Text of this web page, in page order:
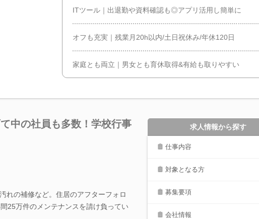
ITツール｜出退勤や資料確認も◎アプリ活用し簡単に
オフも充実｜残業月20h以内/土日祝休み/年休120日
家庭とも両立｜男女とも育休取得&有給も取りやすい
中の社員も多数！学校行事
れの補修など。住居のアフターフォロ
25万件のメンテナンスを請け負ってい
求人情報から探す
仕事内容
対象となる方
募集要項
会社情報